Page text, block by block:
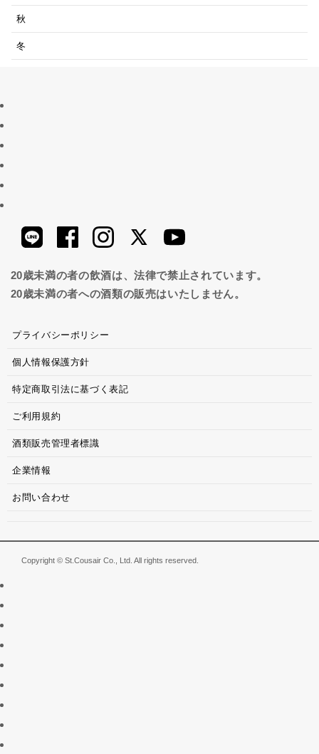
秋
冬
20歳未満の者の飲酒は、法律で禁止されています。
20歳未満の者への酒類の販売はいたしません。
プライバシーポリシー
個人情報保護方針
特定商取引法に基づく表記
ご利用規約
酒類販売管理者標識
企業情報
お問い合わせ
Copyright © St.Cousair Co., Ltd. All rights reserved.